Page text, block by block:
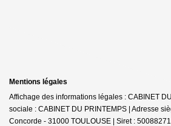
Mentions légales
Affichage des informations légales : CABINET
sociale : CABINET DU PRINTEMPS | Adresse
Concorde - 31000 TOULOUSE | Siret :